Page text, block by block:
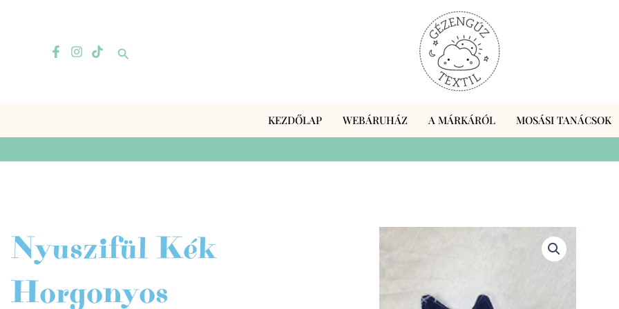
Search
KEZDŐLAP WEBÁRUHÁZ A MÁRKÁRÓL MOSÁSI TANÁCSOK
Nyuszifül Kék
Horgonyos